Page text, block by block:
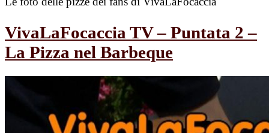
VivaLaFocaccia TV – Puntata 2 –
La Pizza nel Barbeque